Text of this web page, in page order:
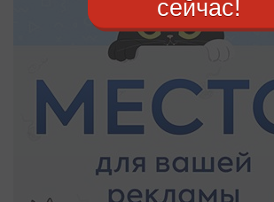
сейчас!